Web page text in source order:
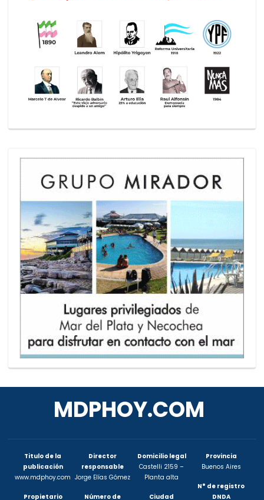
MDPHOY.COM
Titulo de la
publicación
www.mdphoy.com
Propietario
Director
responsable
Jorge Elías Gómez
Número de
Domicilio legal
Castelli 2159 –
Planta alta
Ciudad
Provincia
Buenos Aires
N° de registro
DNDA